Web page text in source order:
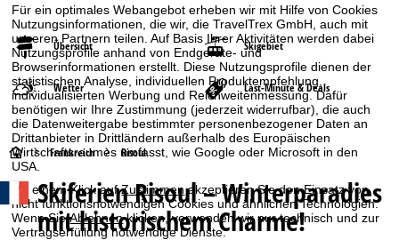
Für ein optimales Webangebot erheben wir mit Hilfe von Cookies
Nutzungsinformationen, die wir, die TravelTrex GmbH, auch mit
unseren Partnern teilen. Auf Basis Ihrer Aktivitäten werden dabei
Nutzungsprofile anhand von Endgeräte- und
Browserinformationen erstellt. Diese Nutzungsprofile dienen der
statistischen Analyse, individuellen Produktempfehlung,
individualisierten Werbung und Reichweitenmessung. Dafür
benötigen wir Ihre Zustimmung (jederzeit widerrufbar), die auch
die Datenweitergabe bestimmter personenbezogener Daten an
Drittanbieter in Drittländern außerhalb des Europäischen
Wirtschaftsraumes umfasst, wie Google oder Microsoft in den
USA.
Mit einem Klick aufZustimmenakzeptieren Sie den Einsatz von
nicht funktionsnotwendigen Cookies und ähnlichen Technologien.
Wenn SieAblehnenklicken, verwenden wir nur technisch und zur
Vertragserfüllung notwendige Dienste.
Übersicht Skigebiet
Wetter Last-Minute & Deals
S
t
a
Frankreich Risoul
SkiferienRisoul – Winterparadies
mit historischem Charme!